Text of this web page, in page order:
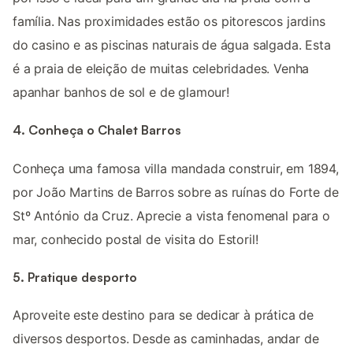
família. Nas proximidades estão os pitorescos jardins
do casino e as piscinas naturais de água salgada. Esta
é a praia de eleição de muitas celebridades. Venha
apanhar banhos de sol e de glamour!
4. Conheça o Chalet Barros
Conheça uma famosa villa mandada construir, em 1894,
por João Martins de Barros sobre as ruínas do Forte de
Stº António da Cruz. Aprecie a vista fenomenal para o
mar, conhecido postal de visita do Estoril!
5. Pratique desporto
Aproveite este destino para se dedicar à prática de
diversos desportos. Desde as caminhadas, andar de